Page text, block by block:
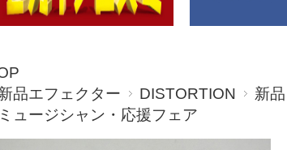
品エフェクター
DISTORTION
新品
ュージシャン・応援フェア